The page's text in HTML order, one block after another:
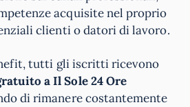
acquisite nel proprio
clienti o datori di lavoro.
tutti gli iscritti ricevono
a Il Sole 24 Ore
di rimanere costantemente